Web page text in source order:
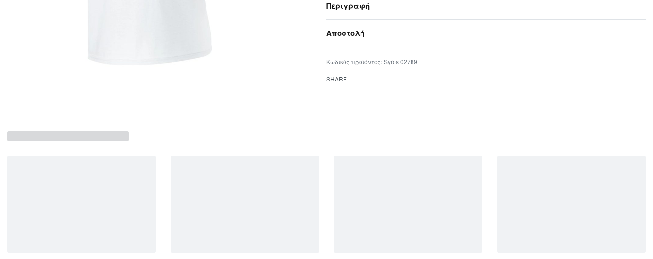
Περιγραφή
Αποστολή
Syros 02789
SHARE